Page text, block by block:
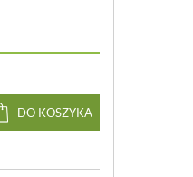
dla
SK-5, która
rękojeści w
Ze względu na
DO KOSZYKA